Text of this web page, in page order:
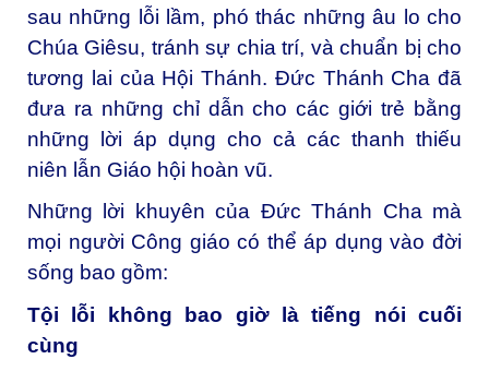
sau những lỗi lầm, phó thác những âu lo cho
Chúa Giêsu, tránh sự chia trí, và chuẩn bị cho
tương lai của Hội Thánh. Đức Thánh Cha đã
đưa ra những chỉ dẫn cho các giới trẻ bằng
những lời áp dụng cho cả các thanh thiếu
niên lẫn Giáo hội hoàn vũ.
Những lời khuyên của Đức Thánh Cha mà
mọi người Công giáo có thể áp dụng vào đời
sống bao gồm:
Tội lỗi không bao giờ là tiếng nói cuối
cùng